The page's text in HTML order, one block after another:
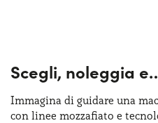
Scegli, noleggia
Immagina di guidare una
con linee mozzafiato e